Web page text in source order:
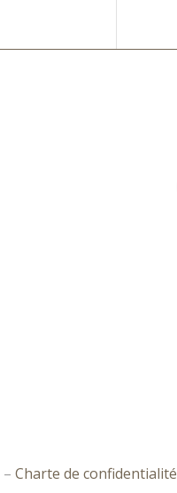
– Charte de confidentialité